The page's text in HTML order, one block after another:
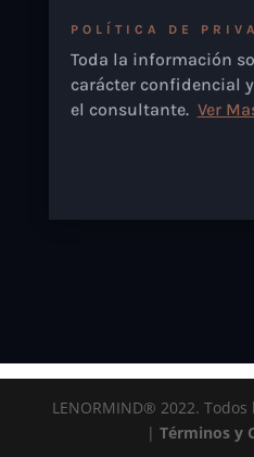
POLÍTICA DE
Toda la información
carácter confidencial
el consultante. Ver
LENORMIND®️ 2022.
|Términos y